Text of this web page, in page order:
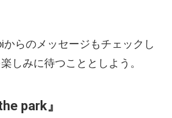
からのメッセージもチェックし
しみに待つこととしよう。
park』